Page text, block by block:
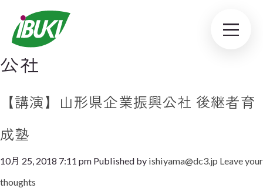
Tag Archive: 山形県企業振興
公社
【講演】山形県企業振興公社 後継者育
成塾
10月 25, 2018 7:11 pm Published by ishiyama@dc3.jp Leave your
thoughts